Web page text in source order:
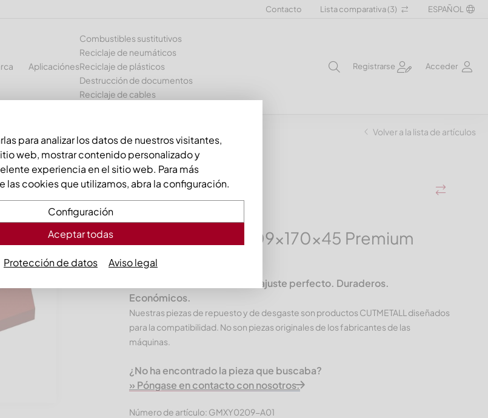
Contacto Lista comparativa (3) ESPAÑOL
Aplicaciónes
Combustibles sustitutivos
Reciclaje de neumáticos
Reciclaje de plásticos
Destrucción de documentos
Reciclaje de cables
Registrarse Acceder
Line, Hardox Volver a la lista de artículos
Contracuchilla 209x170x45 Premium
Line, Hardox
Productos CUTMETALL – Un ajuste perfecto. Duraderos.
Económicos.
Nuestras piezas de repuesto y de desgaste son productos CUTMETALL diseñados
para la compatibilidad. No son piezas originales de los fabricantes de las
máquinas.
¿No ha encontrado la pieza que buscaba?
» Póngase en contacto con nosotros.
Número de artículo: GMXY0209-A01
para analizar los datos de nuestros visitantes,
web, mostrar contenido personalizado y
experiencia en el sitio web. Para más
las cookies que utilizamos, abra la configuración.
Configuración
Aceptar todas
Protección de datos Aviso legal